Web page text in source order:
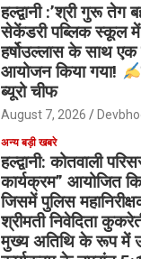
हल्द्वानी :’श्री गुरू तेग
सेकेंडरी पब्लिक स्कूल में
हर्षोउल्लास के साथ एक
आयोजन किया गया!
ब्यूरो चीफ
August 7, 2026
अन्य बड़ी खबरे
हल्द्वानी: कोतवाली
कार्यक्रम” आयोजित
जिसमें पुलिस
श्रीमती निवेदिता
मुख्य अतिथि के रूप में